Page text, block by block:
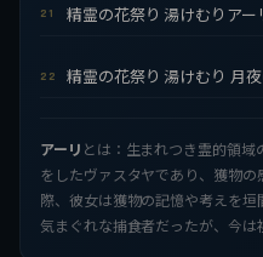
21 精霊の花祭り 湯けむりアー
22 精霊の花祭り 湯けむり 月
アーリ とは：生まれつき霊的領
をしたヴァスタヤであり、獲物
際、彼女は獲物の記憶や考えを
気まぐれな捕食者だったが、今